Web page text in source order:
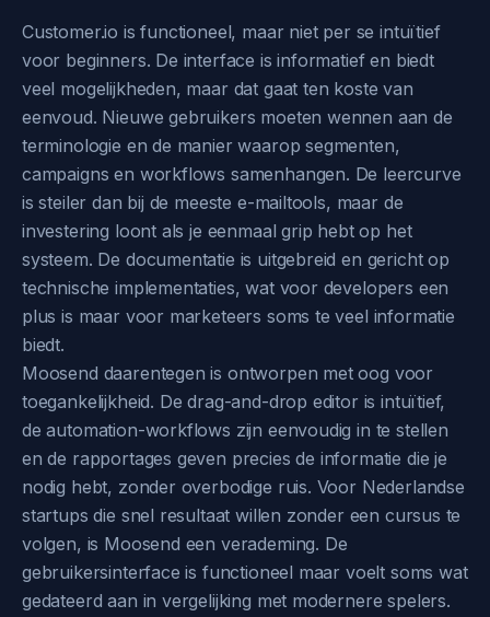
Customer.io is functioneel, maar niet per se intuïtief
voor beginners. De interface is informatief en biedt
veel mogelijkheden, maar dat gaat ten koste van
eenvoud. Nieuwe gebruikers moeten wennen aan de
terminologie en de manier waarop segmenten,
campaigns en workflows samenhangen. De leercurve
is steiler dan bij de meeste e-mailtools, maar de
investering loont als je eenmaal grip hebt op het
systeem. De documentatie is uitgebreid en gericht op
technische implementaties, wat voor developers een
plus is maar voor marketeers soms te veel informatie
biedt.
Moosend daarentegen is ontworpen met oog voor
toegankelijkheid. De drag-and-drop editor is intuïtief,
de automation-workflows zijn eenvoudig in te stellen
en de rapportages geven precies de informatie die je
nodig hebt, zonder overbodige ruis. Voor Nederlandse
startups die snel resultaat willen zonder een cursus te
volgen, is Moosend een verademing. De
gebruikersinterface is functioneel maar voelt soms wat
gedateerd aan in vergelijking met modernere spelers.